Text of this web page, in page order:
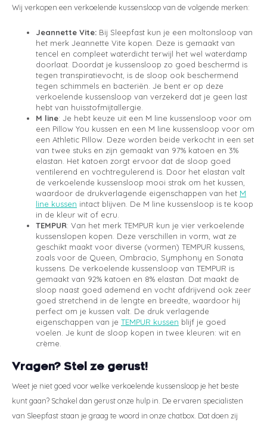
Wij verkopen een verkoelende kussensloop van de volgende merken:
Jeannette Vite: Bij Sleepfast kun je een moltonsloop van
het merk Jeannette Vite kopen. Deze is gemaakt van
tencel en compleet waterdicht terwijl het wel waterdamp
doorlaat. Doordat je kussensloop zo goed beschermd is
tegen transpiratievocht, is de sloop ook beschermend
tegen schimmels en bacteriën. Je bent er op deze
verkoelende kussensloop van verzekerd dat je geen last
hebt van huisstofmijtallergie.
M line: Je hebt keuze uit een M line kussensloop voor om
een Pillow You kussen en een M line kussensloop voor om
een Athletic Pillow. Deze worden beide verkocht in een set
van twee stuks en zijn gemaakt van 97% katoen en 3%
elastan. Het katoen zorgt ervoor dat de sloop goed
ventilerend en vochtregulerend is. Door het elastan valt
de verkoelende kussensloop mooi strak om het kussen,
waardoor de drukverlagende eigenschappen van het M
line kussen intact blijven. De M line kussensloop is te koop
in de kleur wit of ecru.
TEMPUR: Van het merk TEMPUR kun je vier verkoelende
kussenslopen kopen. Deze verschillen in vorm, wat ze
geschikt maakt voor diverse (vormen) TEMPUR kussens,
zoals voor de Queen, Ombracio, Symphony en Sonata
kussens. De verkoelende kussensloop van TEMPUR is
gemaakt van 92% katoen en 8% elastan. Dat maakt de
sloop naast goed ademend en vocht afdrijvend ook zeer
goed stretchend in de lengte en breedte, waardoor hij
perfect om je kussen valt. De druk verlagende
eigenschappen van je TEMPUR kussen blijf je goed
voelen. Je kunt de sloop kopen in twee kleuren: wit en
crème.
Vragen? Stel ze gerust!
Weet je niet goed voor welke verkoelende kussensloop je het beste
kunt gaan? Schakel dan gerust onze hulp in. De ervaren specialisten
van Sleepfast staan je graag te woord in onze chatbox. Dat doen zij